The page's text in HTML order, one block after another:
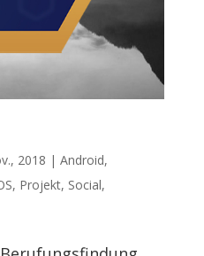
2018 | Android,
, Projekt, Social,